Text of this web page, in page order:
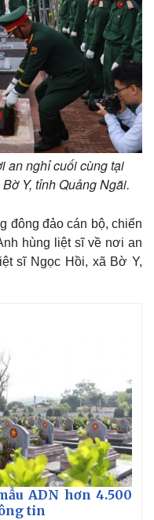
an nghỉ cuối cùng tại
Y, tỉnh Quảng Ngãi.
đông đảo cán bộ, chiến
hùng liệt sĩ về nơi an
sĩ Ngọc Hồi, xã Bờ Y,
ADN hơn 4.500
tin